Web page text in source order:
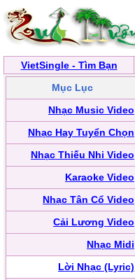
VietSingle - Tìm Bạn
Mục Lục
Nhạc Music Video
Nhạc Hay Tuyển Chọn
Nhạc Thiếu Nhi Video
Karaoke Video
Nhạc Tân Cổ Video
Cải Lương Video
Nhạc Midi
Lời Nhạc (Lyric)